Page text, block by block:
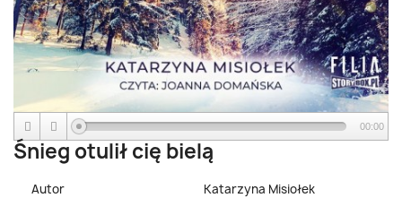
00:00
Śnieg otulił cię bielą
Autor
Katarzyna Misiołek